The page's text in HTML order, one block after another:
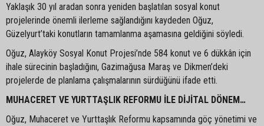
Yaklaşık 30 yıl aradan sonra yeniden başlatılan sosyal konut
projelerinde önemli ilerleme sağlandığını kaydeden Oğuz,
Güzelyurt’taki konutların tamamlanma aşamasına geldiğini söyledi.
Oğuz, Alayköy Sosyal Konut Projesi’nde 584 konut ve 6 dükkân için
ihale sürecinin başladığını, Gazimağusa Maraş ve Dikmen’deki
projelerde de planlama çalışmalarının sürdüğünü ifade etti.
MUHACERET VE YURTTAŞLIK REFORMU İLE DİJİTAL DÖNEM…
Oğuz, Muhaceret ve Yurttaşlık Reformu kapsamında göç yönetimi ve